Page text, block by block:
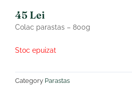
45 Lei
Colac parastas – 800g
Stoc epuizat
Category Parastas